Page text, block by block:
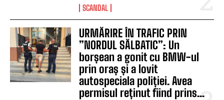
SCANDAL
URMĂRIRE ÎN TRAFIC PRIN
”NORDUL SĂLBATIC”: Un
borșean a gonit cu BMW-ul
prin oraș și a lovit
autospeciala poliției. Avea
permisul reținut fiind prins...